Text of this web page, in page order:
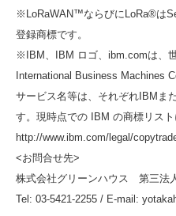
※LoRaWAN™ならびにLoRa®は
登録商標です。
※IBM、IBM ロゴ、ibm.comは、
International Business Machines
サービス名等は、それぞれIBMま
す。現時点での IBM の商標リスト
http://www.ibm.com/legal/
<お問合せ先>
株式会社グリーンハウス 第三法
Tel: 03-5421-2255 / E-mail: